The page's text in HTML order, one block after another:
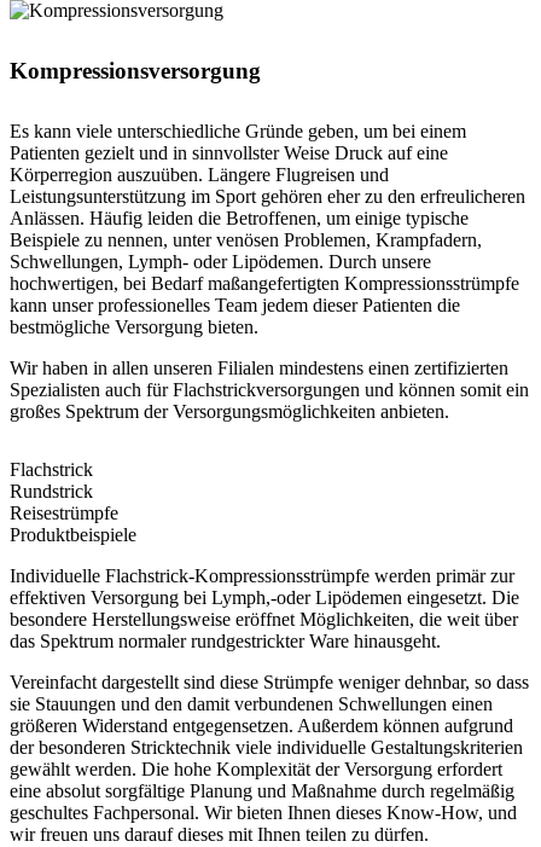
Kompressionsversorgung
Es kann viele unterschiedliche Gründe geben, um bei einem
Patienten gezielt und in sinnvollster Weise Druck auf eine
Körperregion auszuüben. Längere Flugreisen und
Leistungsunterstützung im Sport gehören eher zu den erfreulicheren
Anlässen. Häufig leiden die Betroffenen, um einige typische
Beispiele zu nennen, unter venösen Problemen, Krampfadern,
Schwellungen, Lymph- oder Lipödemen. Durch unsere
hochwertigen, bei Bedarf maßangefertigten Kompressionsstrümpfe
kann unser professionelles Team jedem dieser Patienten die
bestmögliche Versorgung bieten.
Wir haben in allen unseren Filialen mindestens einen zertifizierten
Spezialisten auch für Flachstrickversorgungen und können somit ein
großes Spektrum der Versorgungsmöglichkeiten anbieten.
Flachstrick
Rundstrick
Reisestrümpfe
Produktbeispiele
Individuelle Flachstrick-Kompressionsstrümpfe werden primär zur
effektiven Versorgung bei Lymph,-oder Lipödemen eingesetzt. Die
besondere Herstellungsweise eröffnet Möglichkeiten, die weit über
das Spektrum normaler rundgestrickter Ware hinausgeht.
Vereinfacht dargestellt sind diese Strümpfe weniger dehnbar, so dass
sie Stauungen und den damit verbundenen Schwellungen einen
größeren Widerstand entgegensetzen. Außerdem können aufgrund
der besonderen Stricktechnik viele individuelle Gestaltungskriterien
gewählt werden. Die hohe Komplexität der Versorgung erfordert
eine absolut sorgfältige Planung und Maßnahme durch regelmäßig
geschultes Fachpersonal. Wir bieten Ihnen dieses Know-How, und
wir freuen uns darauf dieses mit Ihnen teilen zu dürfen.